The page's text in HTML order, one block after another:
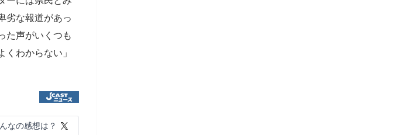
劣な報道があっ
た声がいくつも
わからない」
なの感想は？